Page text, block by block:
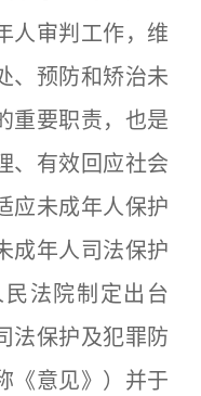
人审判工作，维
、预防和矫治未
重要职责，也是
、有效回应社会
应未成年人保护
成年人司法保护
法院制定出台
法保护及犯罪防
《意见》）并于